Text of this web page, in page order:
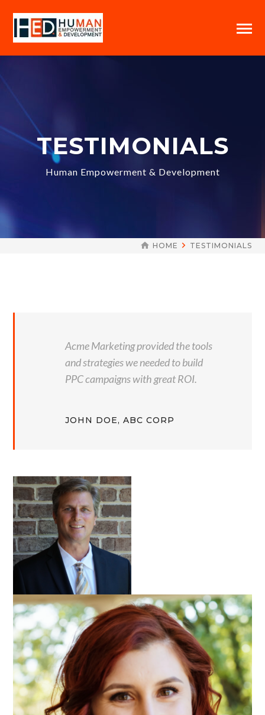
TESTIMONIALS
Human Empowerment & Development
HOME TESTIMONIALS
Acme Marketing provided the tools
and strategies we needed to build
PPC campaigns with great ROI.
JOHN DOE, ABC CORP